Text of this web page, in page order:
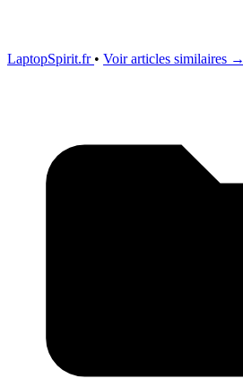
LaptopSpirit.fr • Voir articles similaires →